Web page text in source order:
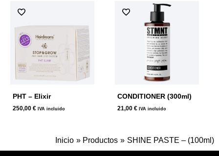
PHT – Elixir
250,00 € IVA incluido
CONDITIONER (300ml)
21,00 € IVA incluido
Inicio Productos SHINE PASTE – (100ml)